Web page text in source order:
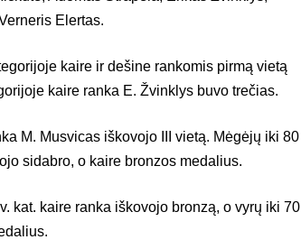
Elertas.
kaire ir dešine rankomis pirmą vietą
kaire ranka E. Žvinklys buvo trečias.
M. Musvicas iškovojo III vietą. Mėgėjų iki 80
sidabro, o kaire bronzos medalius.
kat. kaire ranka iškovojo bronzą, o vyrų iki 70